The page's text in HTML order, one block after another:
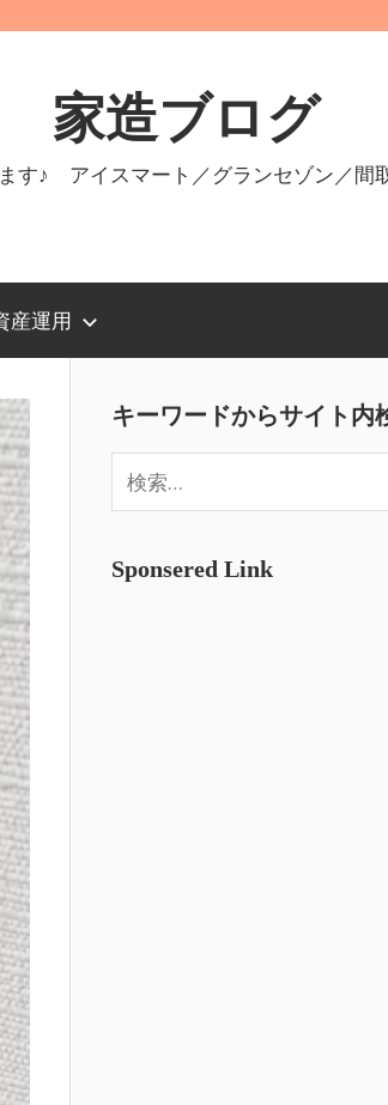
家造ブログ
す♪ アイスマート／グランセゾン／間
産運用
キーワードからサイト内
Sponsered Link